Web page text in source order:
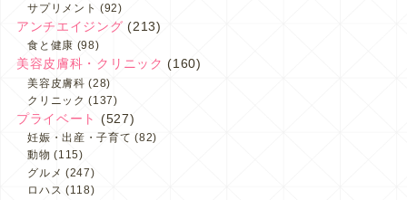
サプリメント (92)
アンチエイジング (213)
食と健康 (98)
美容皮膚科・クリニック (160)
美容皮膚科 (28)
クリニック (137)
プライベート (527)
妊娠・出産・子育て (82)
動物 (115)
グルメ (247)
ロハス (118)